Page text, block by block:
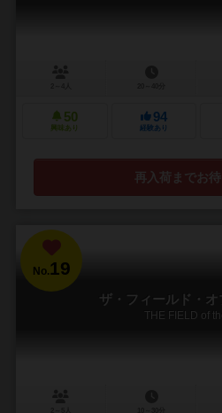
50
興味あり
94
経験あり
再入荷までお
No.19
ザ・フィールド・
THE FIELD of